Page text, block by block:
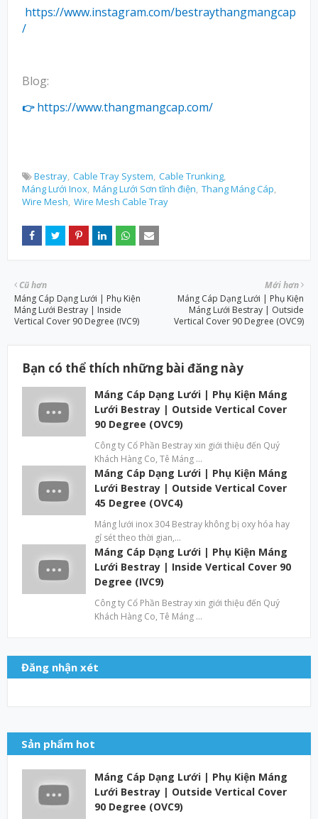
https://www.instagram.com/bestraythangmangcap
/
Blog:
👉 https://www.thangmangcap.com/
Bestray Cable Tray System Cable Trunking
Máng Lưới Inox Máng Lưới Sơn tĩnh điện Thang Máng Cáp
Wire Mesh Wire Mesh Cable Tray
Mới hơn
Máng Cáp Dạng Lưới | Phụ Kiện
Máng Lưới Bestray | Outside
Vertical Cover 90 Degree (OVC9)
Cũ hơn
Máng Cáp Dạng Lưới | Phụ Kiện
Máng Lưới Bestray | Inside
Vertical Cover 90 Degree (IVC9)
Bạn có thể thích những bài đăng này
Máng Cáp Dạng Lưới | Phụ Kiện Máng
Lưới Bestray | Outside Vertical Cover
90 Degree (OVC9)
Công ty Cổ Phần Bestray xin giới thiệu đến Quý
Khách Hàng Co, Tê Máng …
Máng Cáp Dạng Lưới | Phụ Kiện Máng
Lưới Bestray | Outside Vertical Cover
45 Degree (OVC4)
Máng lưới inox 304 Bestray không bị oxy hóa hay
gỉ sét theo thời gian,…
Máng Cáp Dạng Lưới | Phụ Kiện Máng
Lưới Bestray | Inside Vertical Cover 90
Degree (IVC9)
Công ty Cổ Phần Bestray xin giới thiệu đến Quý
Khách Hàng Co, Tê Máng …
Đăng nhận xét
Sản phẩm hot
Máng Cáp Dạng Lưới | Phụ Kiện Máng
Lưới Bestray | Outside Vertical Cover
90 Degree (OVC9)